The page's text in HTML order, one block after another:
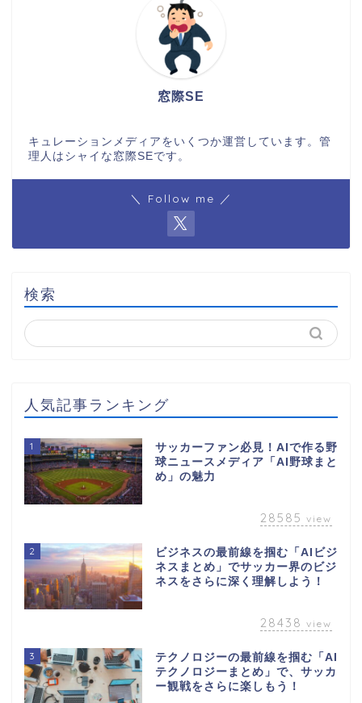
窓際SE
キュレーションメディアをいくつか運営しています。管
理人はシャイな窓際SEです。
＼ Follow me ／
検索
人気記事ランキング
1
サッカーファン必見！AIで作る野
球ニュースメディア「AI野球まと
め」の魅力
28585 view
2
ビジネスの最前線を掴む「AIビジ
ネスまとめ」でサッカー界のビジ
ネスをさらに深く理解しよう！
28438 view
3
テクノロジーの最前線を掴む「AI
テクノロジーまとめ」で、サッカ
ー観戦をさらに楽しもう！